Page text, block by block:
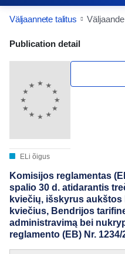
Väljaannete talitus
Publication Detail
Publication detail
ELi õigus
Komisijos reglamentas
spalio 30 d. atidarantis
kviečių, išskyrus
kviečius, Bendrijos
administravimą bei
reglamento (EB) Nr.